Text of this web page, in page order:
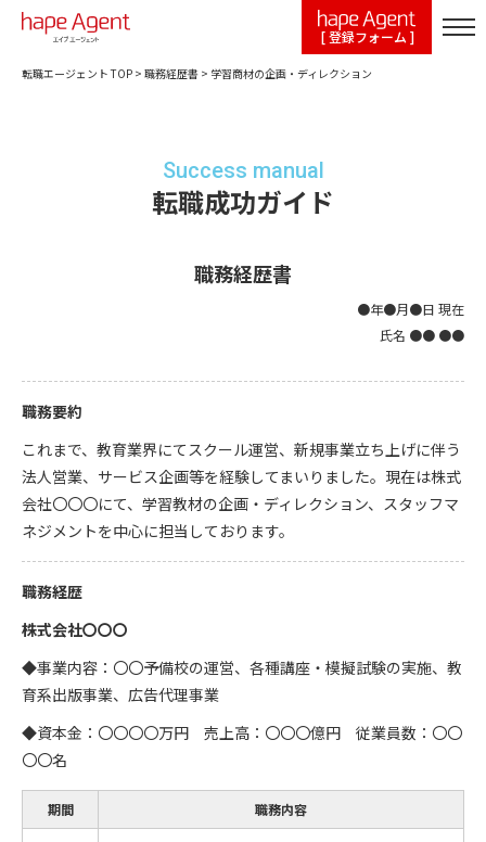
[ 登録フォーム ]
転職エージェント TOP > 職務経歴書 > 学習商材の企画・ディレクション
Success manual
転職成功ガイド
職務経歴書
●年●月●日 現在
氏名 ●● ●●
職務要約
これまで、教育業界にてスクール運営、新規事業立ち上げに伴う
法人営業、サービス企画等を経験してまいりました。現在は株式
会社〇〇〇にて、学習教材の企画・ディレクション、スタッフマ
ネジメントを中心に担当しております。
職務経歴
株式会社〇〇〇
◆事業内容：〇〇予備校の運営、各種講座・模擬試験の実施、教
育系出版事業、広告代理事業
◆資本金：〇〇〇〇万円 売上高：〇〇〇億円 従業員数：〇〇
〇〇名
期間 職務内容